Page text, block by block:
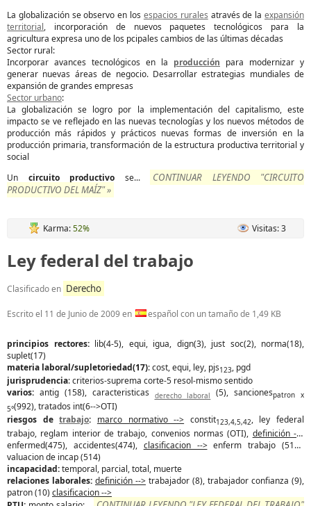
La globalización se observo en los espacios rurales através de laexpansión
territorial, incorporación de nuevos paquetes tecnológicos para la
agricultura expresa uno de los pcipales cambios de las últimas décadas
Sector rural:
Incorporar avances tecnológicos en la producción para modernizar y
generar nuevas áreas de negocio. Desarrollar estrategias mundiales de
expansión de grandes empresas
Sector urbano:
La globalización se logro por la implementación del capitalismo, este
impacto se ve reflejado en las nuevas tecnologías y los nuevos métodos de
producción más rápidos y prácticos nuevas formas de inversión en la
producción primaria, transformación de la estructura productiva territorial y
social
Un circuito productivo se...
CONTINUAR LEYENDO "CIRCUITO
PRODUCTIVO DEL MAÍZ" »
Karma:52% Visitas: 3
Ley federal del trabajo
Clasificado en Derecho
Escrito el 11 de Junio de 2009en español con un tamaño de 1,49 KB
principios rectores: lib(4-5), equi, igua, dign(3), just soc(2), norma(18),
suplet(17)
materia laboral/supletoriedad(17): cost, equi, ley, pjs123, pgd
jurisprudencia: criterios-suprema corte-5 resol-mismo sentido
varios: antig (158), caracteristicas derecho laboral (5), sancionespatron x
5°(992), tratados int(6-->OTI)
riesgos detrabajo: marco normativo --> constit123,4,5,42, ley federal
trabajo, reglam interior de trabajo, convenios normas (OTI), definición -->
enfermed(475), accidentes(474), clasificacion -->enferm trabajo (513),
valuacion de incap (514)
incapacidad:temporal, parcial, total, muerte
relaciones laborales: definición --> trabajador (8), trabajador confianza (9),
patron (10) clasificacion -->